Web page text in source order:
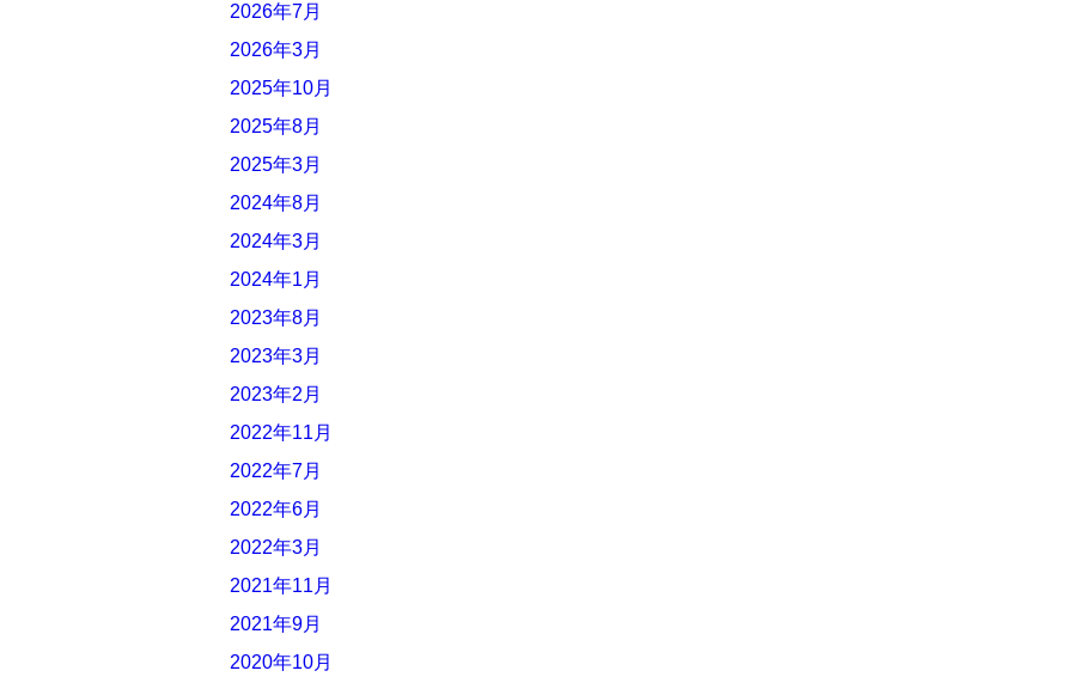
2026年7月
2026年3月
2025年10月
2025年8月
2025年3月
2024年8月
2024年3月
2024年1月
2023年8月
2023年3月
2023年2月
2022年11月
2022年7月
2022年6月
2022年3月
2021年11月
2021年9月
2020年10月